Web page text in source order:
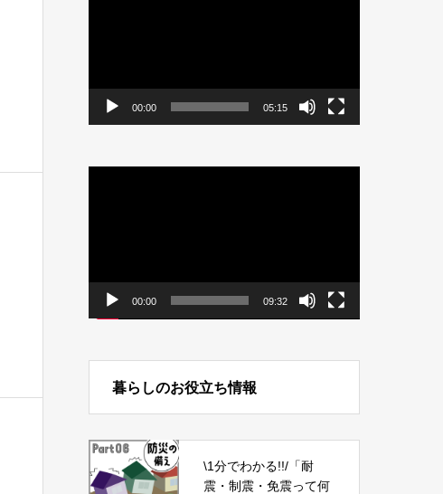
00:00 05:15
動
00:00 09:32
暮らしのお役立ち情報
\1分でわかる!!/「耐
震・制震・免震って何